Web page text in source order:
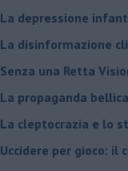
​La depressione
​La disinformazione
Senza una Retta
​La propaganda
​La cleptocrazia e lo
​Uccidere per gioco: il